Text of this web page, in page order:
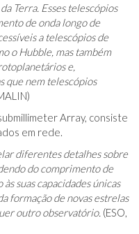
Terra. Esses telescópios
de onda longo de
a telescópios de
o Hubble, mas também
e,
que nem telescópios
Array, consiste
em rede.
diferentes detalhes sobre
do comprimento de
suas capacidades únicas
formação de novas estrelas
outro observatório. (ESO,